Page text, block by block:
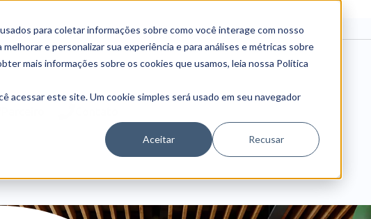
para coletar informações sobre como você interage com nosso
e personalizar sua experiência e para análises e métricas sobre
mais informações sobre os cookies que usamos, leia nossa Política
acessar este site. Um cookie simples será usado em seu navegador
Aceitar Recusar